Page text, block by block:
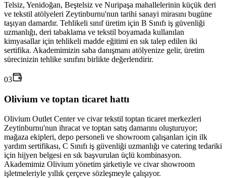
Telsiz, Yenidoğan, Beştelsiz ve Nuripaşa mahallelerinin küçük deri
ve tekstil atölyeleri Zeytinburnu'nun tarihi sanayi mirasını bugüne
taşıyan damardır. Tehlikeli sınıf üretim için B Sınıfı iş güvenliği
uzmanlığı, deri tabaklama ve tekstil boyamada kullanılan
kimyasallar için tehlikeli madde eğitimi en sık talep edilen iki
sertifika. Akademimizin saha danışmanı atölyenize gelir, üretim
sürecinizin tehlike sınıfını birlikte değerlendirir.
03
Olivium ve toptan ticaret hattı
Olivium Outlet Center ve civar tekstil toptan ticaret merkezleri
Zeytinburnu'nun ihracat ve toptan satış damarını oluşturuyor;
mağaza ekipleri, depo personeli ve showroom çalışanları için ilk
yardım sertifikası, C Sınıfı iş güvenliği uzmanlığı ve catering tedariki
için hijyen belgesi en sık başvurulan üçlü kombinasyon.
Akademimiz Olivium yönetim şirketiyle ve civar showroom
işletmeleriyle yıllık çerçeve sözleşmeyle çalışıyor.